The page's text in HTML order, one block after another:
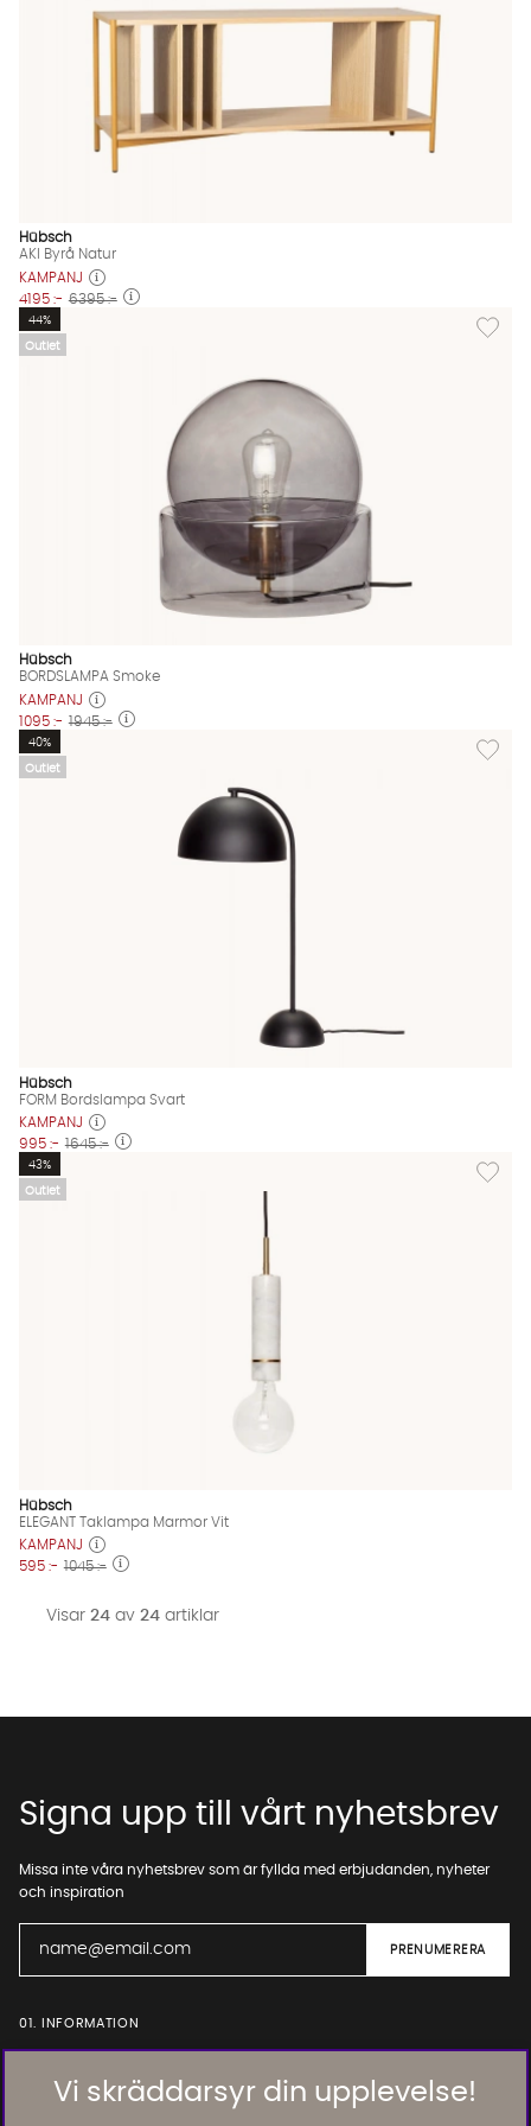
Hübsch
AKI Byrå Natur
KAMPANJ
4195 :- 6395 :-
Outlet
Lägg
44%
Hübsch
BORDSLAMPA Smoke
KAMPANJ
1095 :- 1945 :-
Outlet
Lägg
40%
Hübsch
FORM Bordslampa Svart
KAMPANJ
995 :- 1645 :-
Outlet
Lägg
43%
Hübsch
ELEGANT Taklampa Marmor Vit
KAMPANJ
595 :- 1045 :-
Visar 24 av 24 artiklar
Vi skräddarsyr din upplevelse!
Signa upp till vårt nyhetsbrev
Missa inte våra nyhetsbrev som är fyllda med erbjudanden, nyheter
och inspiration
01. INFORMATION